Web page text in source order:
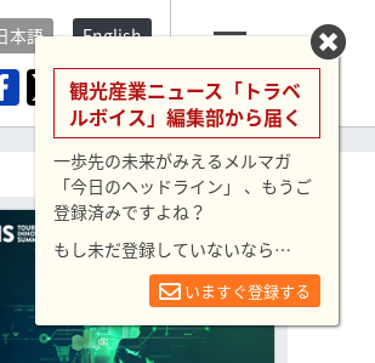
本語 English
メニュー
観光産業ニュース「トラベ
ルボイス」編集部から届く
一歩先の未来がみえるメルマガ
「今日のヘッドライン」 、もうご
登録済みですよね？
もし未だ登録していないなら…
いますぐ登録する